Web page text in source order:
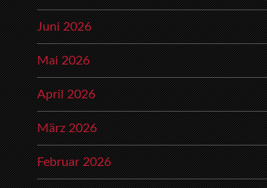
Juni 2026
Mai 2026
April 2026
März 2026
Februar 2026